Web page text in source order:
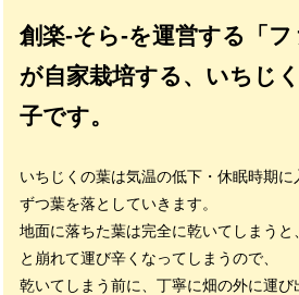
創楽-そら-を運営する「フ
が自家栽培する、いちじ
子です。
いちじくの葉は気温の低下・休眠時期
ずつ葉を落としていきます。
地面に落ちた葉は完全に乾いてしまうと
と崩れて運び辛くなってしまうので、
乾いてしまう前に、丁寧に畑の外に運び